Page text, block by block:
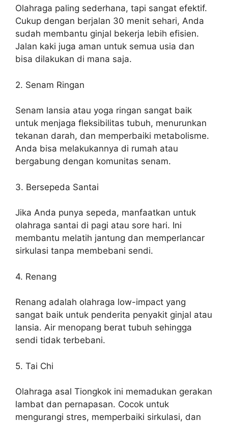
Olahraga paling sederhana, tapi sangat efektif.
Cukup dengan berjalan 30 menit sehari, Anda
sudah membantu ginjal bekerja lebih efisien.
Jalan kaki juga aman untuk semua usia dan
bisa dilakukan di mana saja.
2. Senam Ringan
Senam lansia atau yoga ringan sangat baik
untuk menjaga fleksibilitas tubuh, menurunkan
tekanan darah, dan memperbaiki metabolisme.
Anda bisa melakukannya di rumah atau
bergabung dengan komunitas senam.
3. Bersepeda Santai
Jika Anda punya sepeda, manfaatkan untuk
olahraga santai di pagi atau sore hari. Ini
membantu melatih jantung dan memperlancar
sirkulasi tanpa membebani sendi.
4. Renang
Renang adalah olahraga low-impact yang
sangat baik untuk penderita penyakit ginjal atau
lansia. Air menopang berat tubuh sehingga
sendi tidak terbebani.
5. Tai Chi
Olahraga asal Tiongkok ini memadukan gerakan
lambat dan pernapasan. Cocok untuk
mengurangi stres, memperbaiki sirkulasi, dan